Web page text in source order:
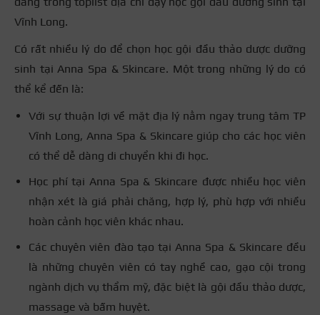
Vĩnh Long.
Có rất nhiều lý do để chọn học gội đầu thảo dược dưỡng
sinh tại Anna Spa & Skincare. Một trong những lý do có
thể kể đến là:
Với sự thuận lợi về mặt địa lý nằm ngay trung tâm TP
Vĩnh Long, Anna Spa & Skincare giúp cho các học viên
có thể dễ dàng di chuyển khi đi học.
Học phí tại Anna Spa & Skincare được nhiều học viên
nhận xét là giá phải chăng, hợp lý, phù hợp với nhiều
hoàn cảnh học viên khác nhau.
Các chuyên viên đào tạo tại Anna Spa & Skincare đều
là những chuyên viên có tay nghề cao, gạo cội trong
ngành dịch vụ thẩm mỹ, đặc biệt là gội đầu thảo dược,
massage và bấm huyệt.